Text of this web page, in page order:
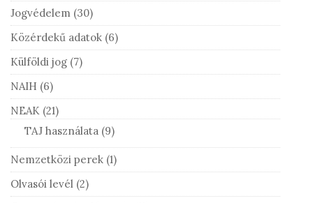
Jogvédelem (30)
Közérdekű adatok (6)
Külföldi jog (7)
NAIH (6)
NEAK (21)
TAJ használata (9)
Nemzetközi perek (1)
Olvasói levél (2)